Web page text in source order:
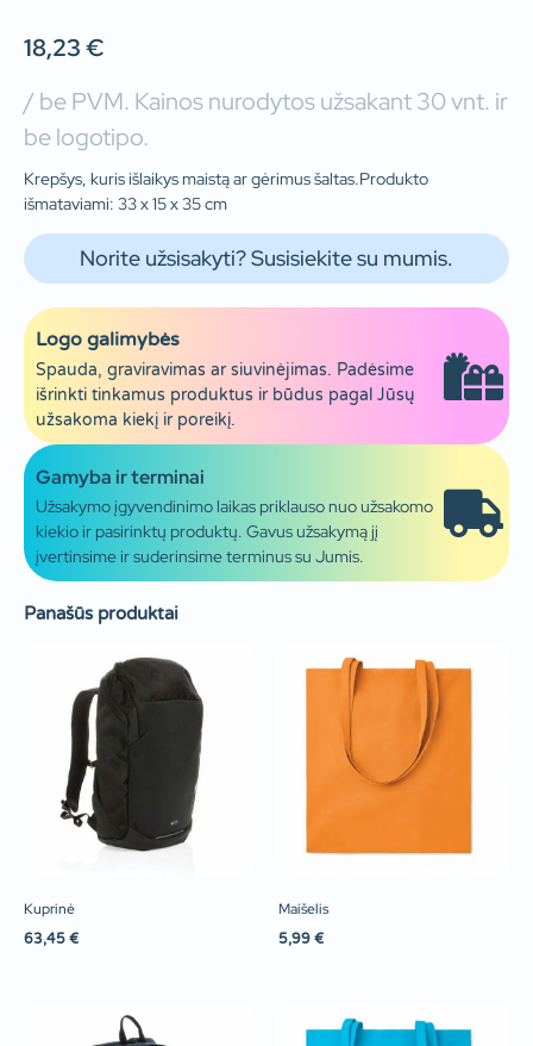
18,23€
/ be PVM. Kainos nurodytos užsakant 30 vnt. ir
be logotipo.
Krepšys, kuris išlaikys maistą ar gėrimus šaltas.Produkto
išmataviami: 33 x 15 x 35 cm
Norite užsisakyti? Susisiekite su mumis.
Logo galimybės
Spauda, graviravimas ar siuvinėjimas. Padėsime
išrinkti tinkamus produktus ir būdus pagal Jūsų
užsakoma kiekį ir poreikį.
Gamyba ir terminai
Užsakymo įgyvendinimo laikas priklauso nuo užsakomo
kiekio ir pasirinktų produktų. Gavus užsakymą jį
įvertinsime ir suderinsime terminus su Jumis.
Panašūs produktai
Kuprinė
63,45 €
Maišelis
5,99 €